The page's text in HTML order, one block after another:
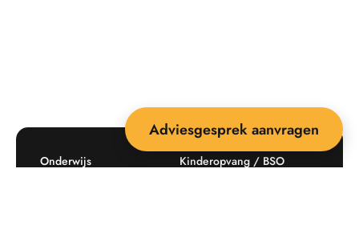
Onderwijs Kinderopvang / BSO
Adviesgesprek aanvragen